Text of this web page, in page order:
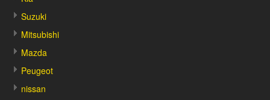
Suzuki
Mitsubishi
Mazda
Peugeot
nissan